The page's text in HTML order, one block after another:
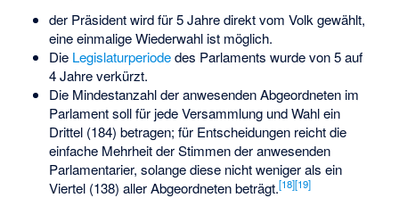
der Präsident wird für 5 Jahre direkt vom Volk gewählt,
eine einmalige Wiederwahl ist möglich.
Die Legislaturperiodedes Parlaments wurde von 5 auf
4 Jahre verkürzt.
Die Mindestanzahl der anwesenden Abgeordneten im
Parlament soll für jede Versammlung und Wahl ein
Drittel (184) betragen; für Entscheidungen reicht die
einfache Mehrheit der Stimmen der anwesenden
Parlamentarier, solange diese nicht weniger als ein
Viertel (138) aller Abgeordneten beträgt.[18][19]